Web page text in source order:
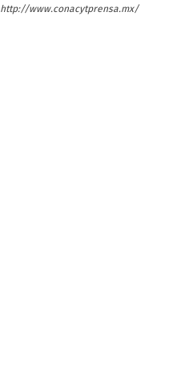
http://www.conacytprensa.mx/